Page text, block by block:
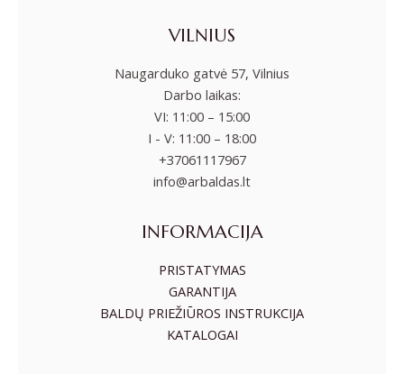
VILNIUS
Naugarduko gatvė 57, Vilnius
Darbo laikas:
VI: 11:00 – 15:00
I - V: 11:00 – 18:00
+37061117967
info@arbaldas.lt
INFORMACIJA
PRISTATYMAS
GARANTIJA
BALDŲ PRIEŽIŪROS INSTRUKCIJA
KATALOGAI